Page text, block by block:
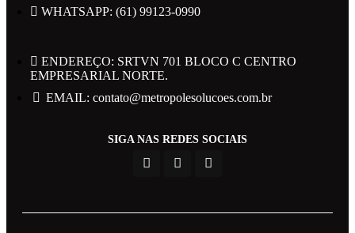
Powered by Web Design Brasil
WHATSAPP: (61) 99123-0990
ENDEREÇO: SRTVN 701 BLOCO C CENTRO
EMPRESARIAL NORTE.
EMAIL: contato@metropolesolucoes.com.br
SIGA NAS REDES SOCIAIS